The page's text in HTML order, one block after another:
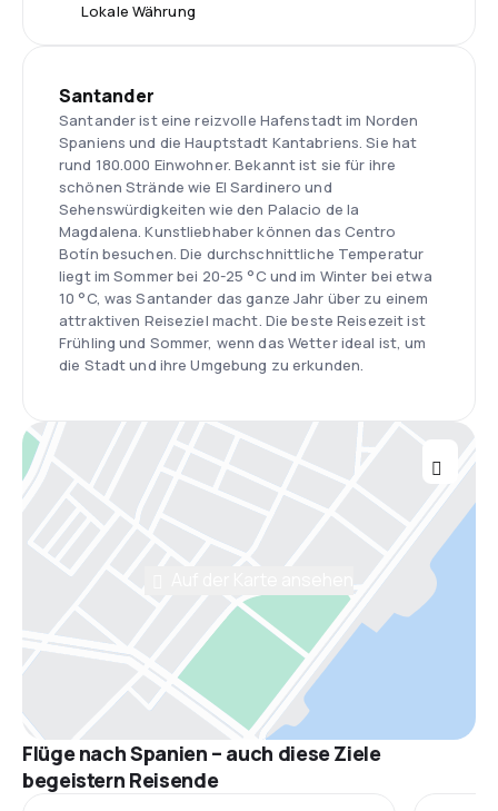
Lokale Währung
Santander
Santander ist eine reizvolle Hafenstadt im Norden
Spaniens und die Hauptstadt Kantabriens. Sie hat
rund 180.000 Einwohner. Bekannt ist sie für ihre
schönen Strände wie El Sardinero und
Sehenswürdigkeiten wie den Palacio de la
Magdalena. Kunstliebhaber können das Centro
Botín besuchen. Die durchschnittliche Temperatur
liegt im Sommer bei 20-25 °C und im Winter bei etwa
10 °C, was Santander das ganze Jahr über zu einem
attraktiven Reiseziel macht. Die beste Reisezeit ist
Frühling und Sommer, wenn das Wetter ideal ist, um
die Stadt und ihre Umgebung zu erkunden.
Flüge nach Spanien – auch diese Ziele
begeistern Reisende